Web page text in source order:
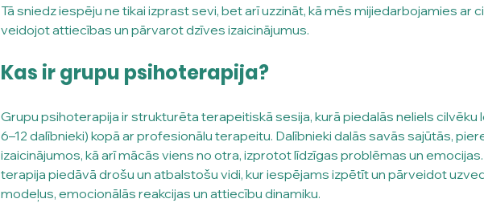
Tā sniedz iespēju ne tikai izprast sevi, bet arī uzzināt, kā mēs mijiedarbojamies ar
veidojot attiecības un pārvarot dzīves izaicinājumus.
Kas ir grupu psihoterapija?
Grupu psihoterapija ir strukturēta terapeitiskā sesija, kurā piedalās neliels cilvēku
6–12 dalībnieki) kopā ar profesionālu terapeitu. Dalībnieki dalās savās sajūtās,
izaicinājumos, kā arī mācās viens no otra, izprotot līdzīgas problēmas un
terapija piedāvā drošu un atbalstošu vidi, kur iespējams izpētīt un pārveidot
modeļus, emocionālās reakcijas un attiecību dinamiku.